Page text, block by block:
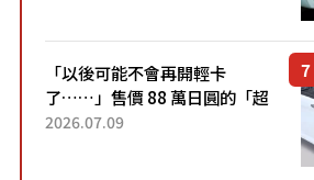
「以後可能不會再開輕卡
了……」售價 88 萬日圓的「超
迷你輕型貨車」引發兩極評
2026.07.09